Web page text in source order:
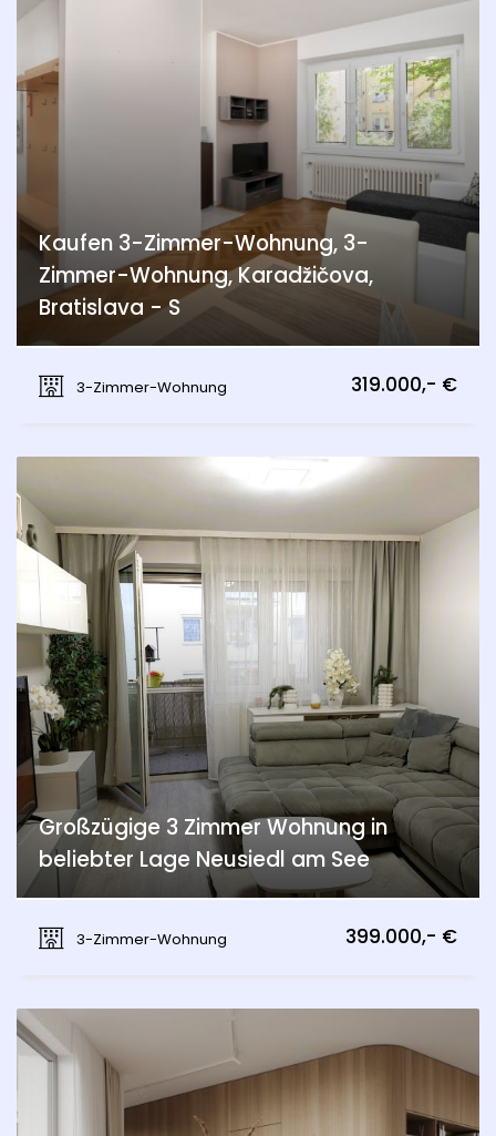
Kaufen 3-Zimmer-Wohnung, 3-
Zimmer-Wohnung, Karadžičova,
Bratislava - S
3-Zimmer-Wohnung
319.000,- €
Großzügige 3 Zimmer Wohnung in
beliebter Lage Neusiedl am See
3-Zimmer-Wohnung
399.000,- €